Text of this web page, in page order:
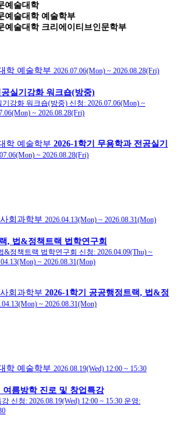
예술대학
예술대학 예술학부
예술대학 크리에이티브인문학부
학 예술학부 2026.07.06(Mon) ~ 2026.08.28(Fri)
실기강화 워크숍(방중)
기강화 워크숍(방중) 신청: 2026.07.06(Mon) ~
~ 2026.08.28(Fri)
학 예술학부 2026-1학기 무용학과 전공실기
~ 2026.08.28(Fri)
회과학부 2026.04.13(Mon) ~ 2026.08.31(Mon)
, 법&정책트랙 법학연구회
&정책트랙 법학연구회 신청: 2026.04.09(Thu) ~
~ 2026.08.31(Mon)
회과학부 2026-1학기 공공행정트랙, 법&정
~ 2026.08.31(Mon)
학 예술학부 2026.08.19(Wed) 12:00 ~ 15:30
여름방학 진로 및 창업특강
강 신청: 2026.08.19(Wed) 12:00 ~ 15:30 운영: